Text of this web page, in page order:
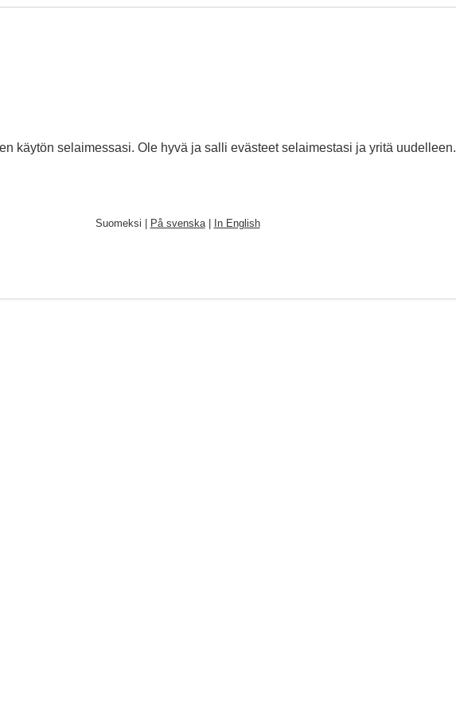
käytön selaimessasi. Ole hyvä ja salli evästeet selaimestasi ja yritä uudelleen.
Suomeksi | På svenska| In English